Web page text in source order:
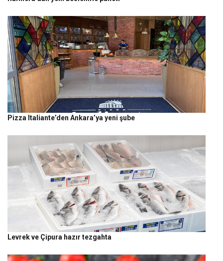
Pizza Italiante’den Ankara’ya yeni şube
Levrek ve Çipura hazır tezgahta